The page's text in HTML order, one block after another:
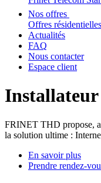
Nos offres
Offres résidentielles
Actualités
FAQ
Nous contacter
Espace client
FRINET THD propose,
la solution ultime :
En savoir plus
Prendre rendez-